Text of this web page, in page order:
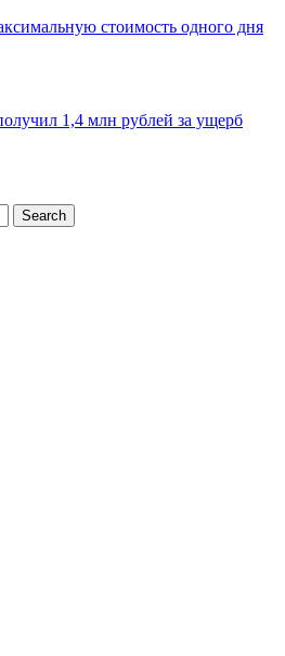
стоимость одного дня
1,4 млн рублей за ущерб